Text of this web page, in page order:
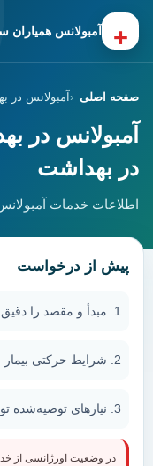
+ آمبولانس همیاران
صفحه اصلی آمبولانس
آمبولانس در
در بهداشت
اطلاعات خدمات
پیش از درخواست
مبدأ و مقصد را دقیق
شرایط حرکتی بیمار
نیازهای توصیه‌شده
در وضعیت اورژانسی از